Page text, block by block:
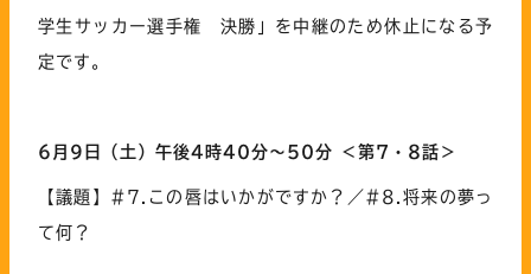
学生サッカー選手権 決勝」を中継のため休止になる予
定です。
6 月9日（土）午後4時40分～50分 ＜第7・8話＞
【議題】#7.この唇はいかがですか？／#8.将来の夢っ
て何？